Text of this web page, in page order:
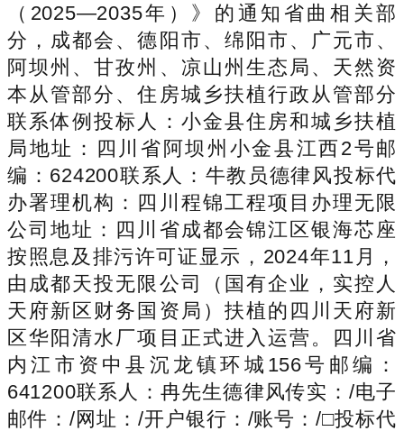
（2025—2035年）》的通知省曲相关部
分，成都会、德阳市、绵阳市、广元市、
阿坝州、甘孜州、凉山州生态局、天然资
本从管部分、住房城乡扶植行政从管部分
联系体例投标人：小金县住房和城乡扶植
局地址：四川省阿坝州小金县江西2号邮
编：624200联系人：牛教员德律风投标代
办署理机构：四川程锦工程项目办理无限
公司地址：四川省成都会锦江区银海芯座
按照息及排污许可证显示，2024年11月，
由成都天投无限公司（国有企业，实控人
天府新区财务国资局）扶植的四川天府新
区华阳清水厂项目正式进入运营。四川省
内江市资中县沉龙镇环城156号邮编：
641200联系人：冉先生德律风传实：/电子
邮件：/网址：/开户银行：/账号：/□投标代